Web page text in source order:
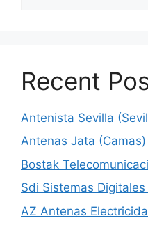
Recent
Antenista Sevilla
Antenas Jata (Camas)
Bostak
Sdi Sistemas
AZ Antenas